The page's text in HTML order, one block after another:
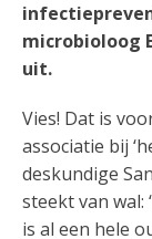
microbioloog
uit.
Vies! Dat is
associatie bij
deskundige
steekt van wal:
is al een hele